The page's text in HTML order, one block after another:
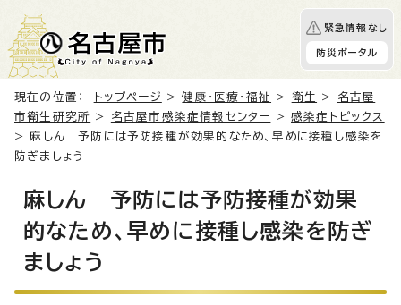
緊急情報なし
防災ポータル
現在の位置： トップページ >健康・医療・福祉 > 衛生 >
名古屋
市衛生研究所 > 名古屋市感染症情報センター >感染症トピックス
> 麻しん 予防には予防接種が効果的なため、早めに接種し感染を
防ぎましょう
麻しん 予防には予防接種が効果
的なため、早めに接種し感染を防ぎ
ましょう